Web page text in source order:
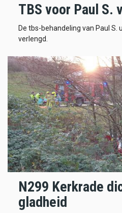
TBS voor Paul S.
De tbs-behandeling van Paul S.
verlengd.
N299 Kerkrade
gladheid